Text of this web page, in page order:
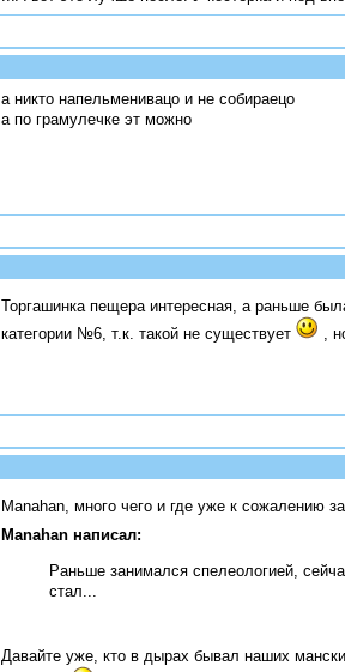
а никто напельменивацо и не собираецо
а по грамулечке эт можно
Торгашинка пещера интересная, а раньше
категории №6, т.к. такой не существует
,
Manahan, много чего и где уже к сожалению
Manahan написал:
Раньше занимался спелеологией,
стал...
Давайте уже, кто в дырах бывал наших